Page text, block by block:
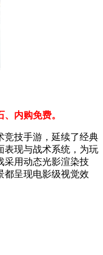
内购免费。
竞技手游，延续了经典
表现与战术系统，为玩
采用动态光影渲染技
都呈现电影级视觉效